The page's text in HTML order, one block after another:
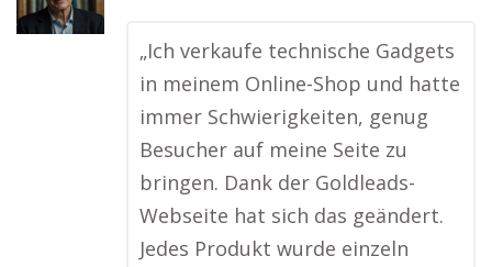
„Ich verkaufe technische Gadgets
in meinem Online-Shop und hatte
immer Schwierigkeiten, genug
Besucher auf meine Seite zu
bringen. Dank der Goldleads-
Webseite hat sich das geändert.
Jedes Produkt wurde einzeln